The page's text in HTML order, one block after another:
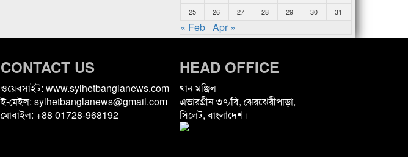
25
26 27 28 29 30 31
« Feb Apr »
CONTACT US
ওয়েবসাইট: www.sylhetbanglanews.com
ই-মেইল: sylhetbanglanews@gmail.com
মোবাইল: +88 01728-968192
HEAD OFFICE
খান মঞ্জিল
এভারগ্রীন ৩৭/বি, ঝেরঝেরীপাড়া,
সিলেট, বাংলাদেশ।